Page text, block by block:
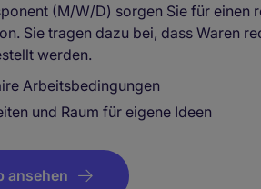
(M/W/D) sorgen Sie für einen
Sie tragen dazu bei, dass Waren
werden.
Arbeitsbedingungen
und Raum für eigene Ideen
ansehen